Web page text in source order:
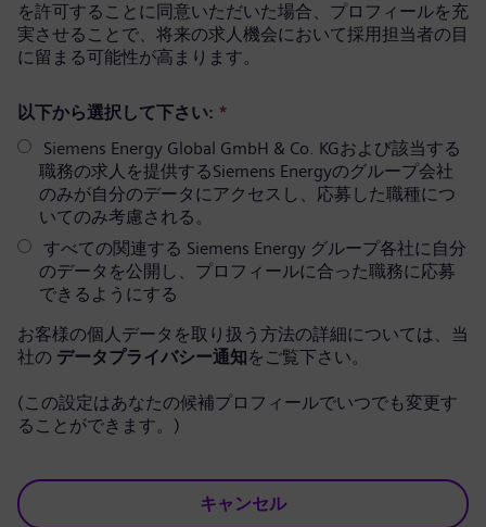
を許可することに同意いただいた場合、プロフィールを充
実させることで、将来の求人機会において採用担当者の目
に留まる可能性が高まります。
以下から選択して下さい: *
Siemens Energy Global GmbH & Co. KGおよび該当する
職務の求人を提供するSiemens Energyのグループ会社
のみが自分のデータにアクセスし、応募した職種につ
いてのみ考慮される。
すべての関連する Siemens Energy グループ各社に自分
のデータを公開し、プロフィールに合った職務に応募
できるようにする
お客様の個人データを取り扱う方法の詳細については、当
社の データプライバシー通知をご覧下さい。
(この設定はあなたの候補プロフィールでいつでも変更す
ることができます。)
キャンセル